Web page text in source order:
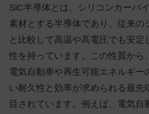
SiC半導体とは、シリコンカーバ
素材とする半導体であり、従来の
と比較して高温や高電圧でも安定
性を持っています。この性質から
電気自動車や再生可能エネルギー
い耐久性と効率が求められる最先
目されています。例えば、電気自